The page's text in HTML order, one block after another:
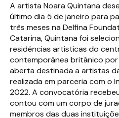
A artista Noara Quintana
último dia 5 de janeiro para
três meses na Delfina
Catarina, Quintana foi
residências artísticas do
contemporânea britânico por
aberta destinada a artistas
realizada em parceria com o
2022. A convocatória
contou com um corpo de
membros das duas